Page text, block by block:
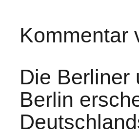
Kommentar
Die Berliner
Berlin